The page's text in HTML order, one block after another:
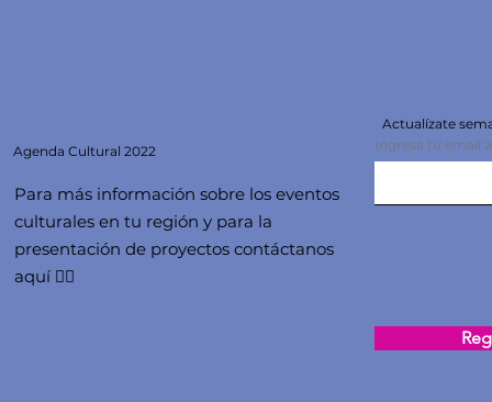
Agenda Cultural 2022
Para más información sobre los eventos
culturales en tu región y para la
presentación de proyectos contáctanos
aquí 👇🏻
Actualízate
Ingresa tu email